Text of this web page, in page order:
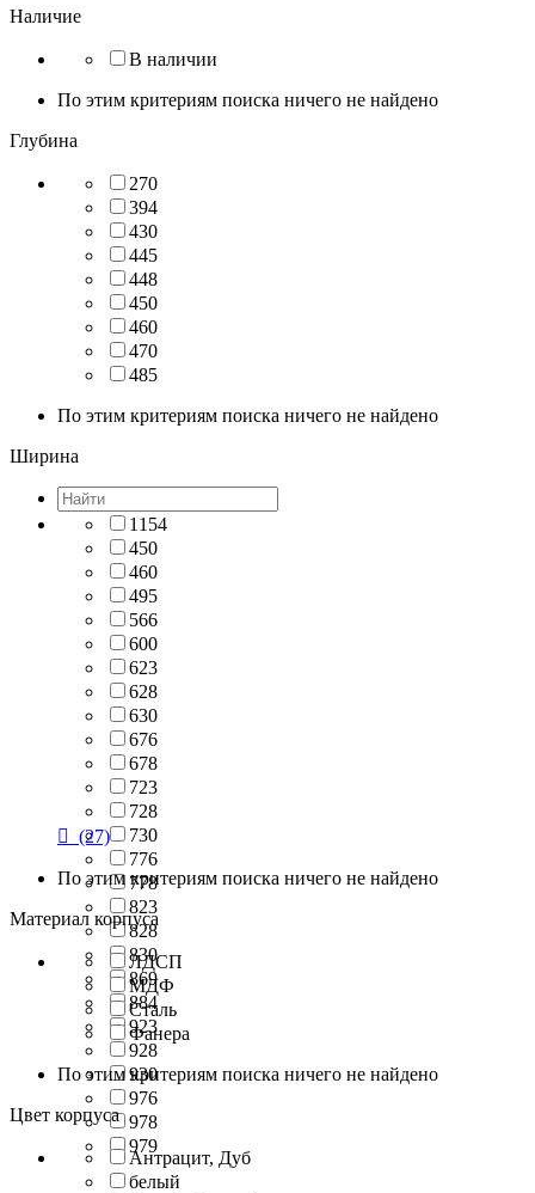
Наличие
В наличии
По этим критериям поиска ничего не найдено
Глубина
270
394
430
445
448
450
460
470
485
По этим критериям поиска ничего не найдено
Ширина
1154
450
460
495
566
600
623
628
630
676
678
723
728
730
776
778
823
828
830
869
884
923
928
930
976
978
979
 (27)
По этим критериям поиска ничего не найдено
Материал корпуса
ЛДСП
МДФ
Сталь
Фанера
По этим критериям поиска ничего не найдено
Цвет корпуса
Антрацит, Дуб
белый